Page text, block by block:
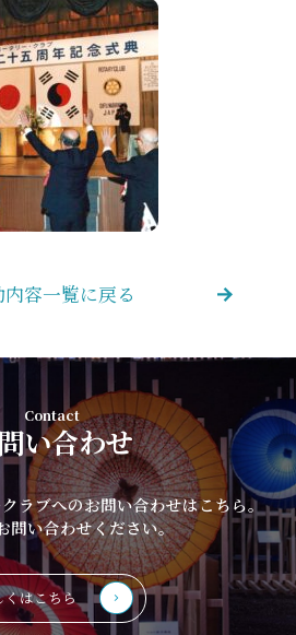
内容一覧に戻る
Contact
い合わせ
ラブへのお問い合わせはこちら。
問い合わせください。
くはこちら